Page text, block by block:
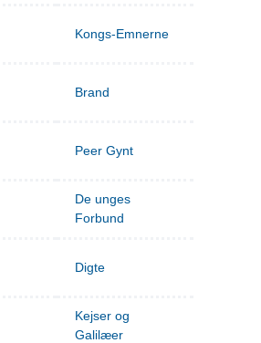
Kongs-Emnerne
Brand
Peer Gynt
De unges
Forbund
Digte
Kejser og
Galilæer